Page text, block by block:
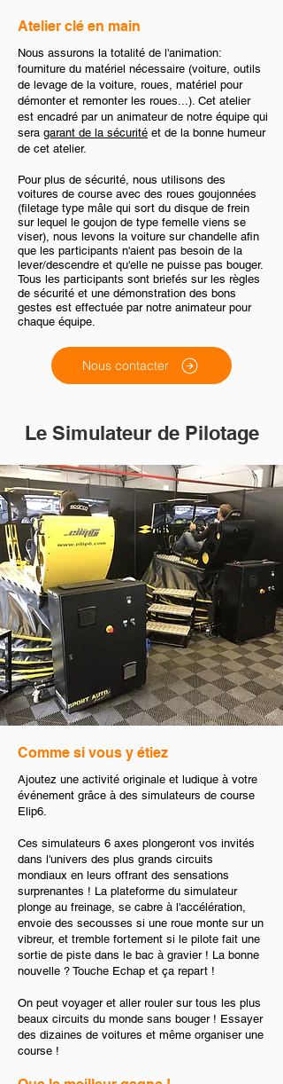
Atelier clé en main
Nous assurons la totalité de l'animation:
fourniture du matériel nécessaire (voiture, outils
de levage de la voiture, roues, matériel pour
démonter et remonter les roues...). Cet atelier
est encadré par un animateur de notre équipe qui
sera garant de la sécurité et de la bonne humeur
de cet atelier.
Pour plus de sécurité, nous utilisons des
voitures de course avec des roues goujonnées
(filetage type mâle qui sort du disque de frein
sur lequel le goujon de type femelle viens se
viser), nous levons la voiture sur chandelle afin
que les participants n'aient pas besoin de la
lever/descendre et qu'elle ne puisse pas bouger.
Tous les participants sont briefés sur les règles
de sécurité et une démonstration des bons
gestes est effectuée par notre animateur pour
chaque équipe.
Nous contacter
Le Simulateur de Pilotage
Comme si vous y étiez
Ajoutez une activité originale et ludique à votre
événement grâce à des simulateurs de course
Elip6.
Ces simulateurs 6 axes plongeront vos invités
dans l'univers des plus grands circuits
mondiaux en leurs offrant des sensations
surprenantes ! La plateforme du simulateur
plonge au freinage, se cabre à l'accélération,
envoie des secousses si une roue monte sur un
vibreur, et tremble fortement si le pilote fait une
sortie de piste dans le bac à gravier ! La bonne
nouvelle ? Touche Echap et ça repart !
On peut voyager et aller rouler sur tous les plus
beaux circuits du monde sans bouger ! Essayer
des dizaines de voitures et même organiser une
course !